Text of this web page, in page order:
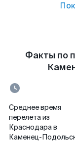
Факты по
Среднее время
перелета из
Краснодара в
Каменец-